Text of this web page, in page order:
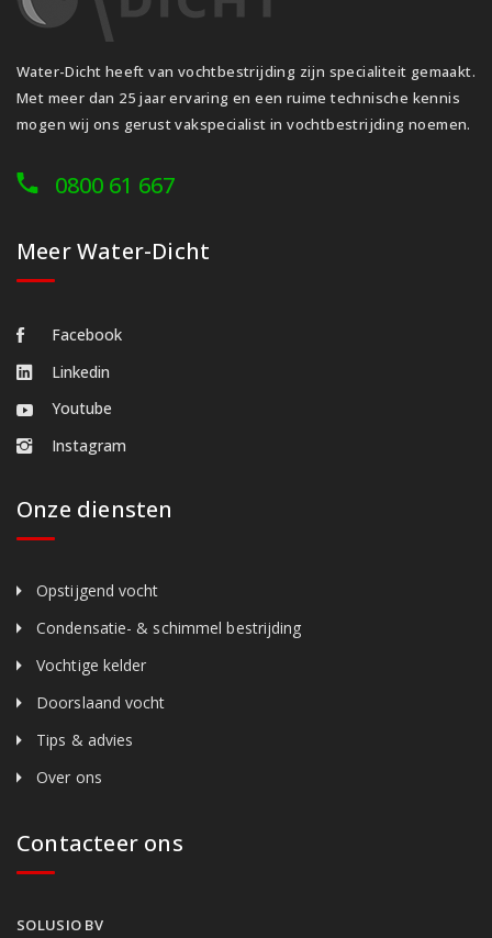
Water-Dicht heeft van vochtbestrijding zijn specialiteit gemaakt.
Met meer dan 25 jaar ervaring en een ruime technische kennis
mogen wij ons gerust vakspecialist in vochtbestrijding noemen.
0800 61 667
Meer Water-Dicht
Facebook
Linkedin
Youtube
Instagram
Onze diensten
Opstijgend vocht
Condensatie- & schimmel bestrijding
Vochtige kelder
Doorslaand vocht
Tips & advies
Over ons
Contacteer ons
SOLUSIO BV